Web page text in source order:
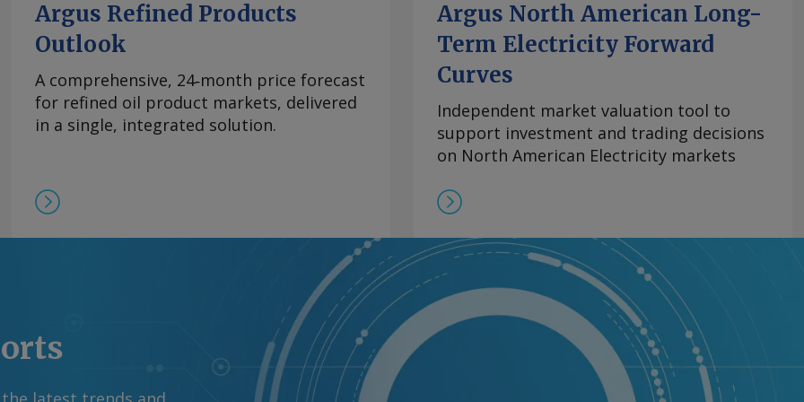
more crude for
a rapid
Adnoc
worth about
9.6mn t/yr
added 32 tankers to
© 2026. Argus
Argus Refined Products
Outlook
A comprehensive, 24‑month price forecast
for refined oil product markets, delivered
in a single, integrated solution.
Argus North American Long-
Term Electricity Forward
Curves
Independent market valuation tool to
support investment and trading decisions
on North American Electricity markets